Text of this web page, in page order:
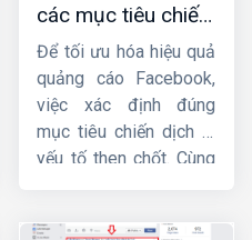
các mục tiêu chiến
dịch quảng cáo
facebook
Để tối ưu hóa hiệu quả
quảng cáo Facebook,
việc xác định đúng
mục tiêu chiến dịch là
yếu tố then chốt. Cùng